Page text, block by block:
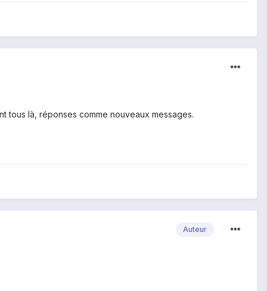
tous là, réponses comme nouveaux messages.
Auteur